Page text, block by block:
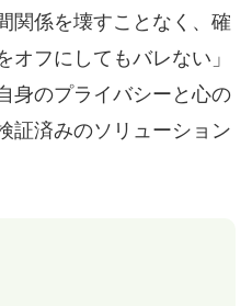
関係を壊すことなく、確
フにしてもバレない」
身のプライバシーと心の
証済みのソリューション